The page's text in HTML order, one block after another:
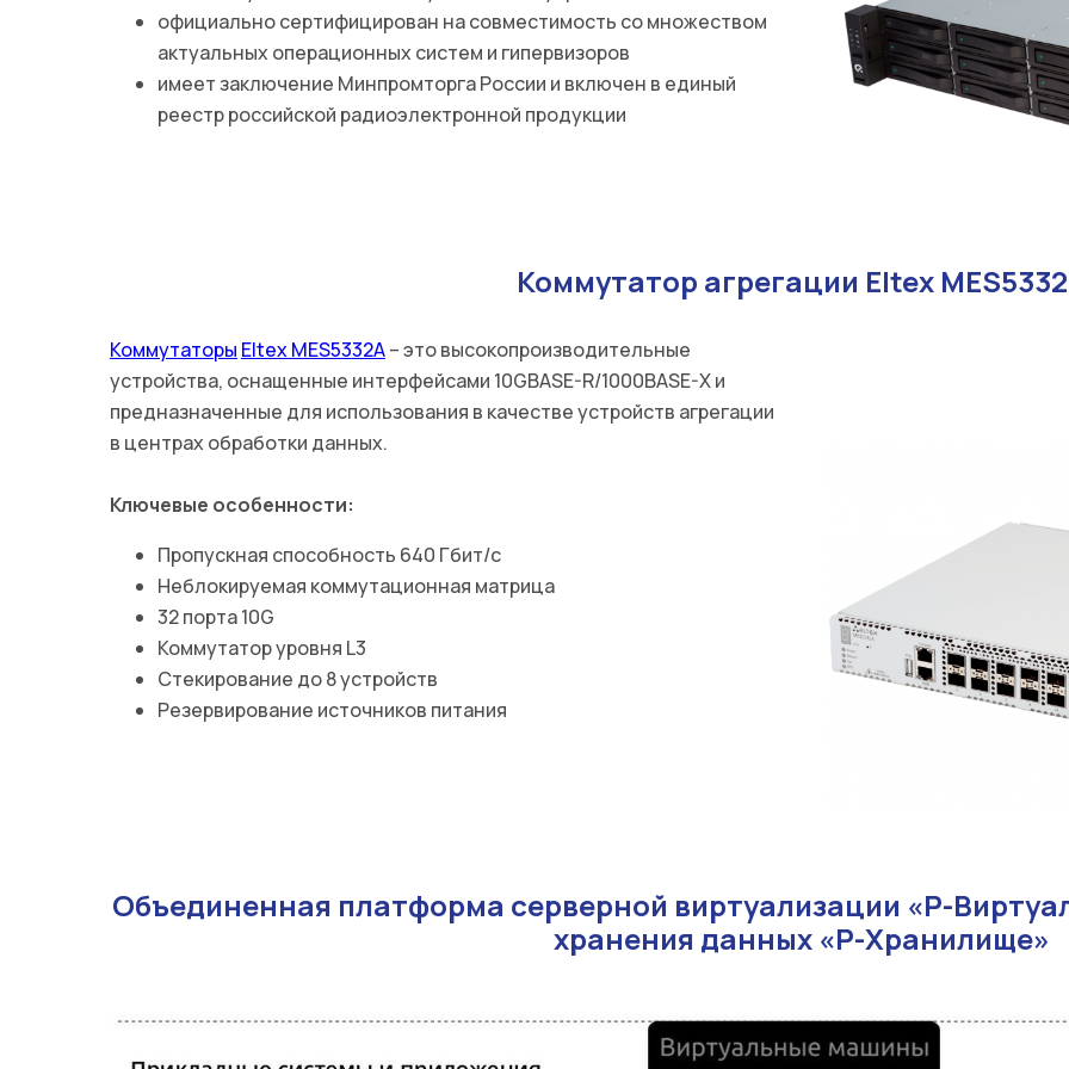
официально сертифицирован на совместимость со множеством
актуальных операционных систем и гипервизоров
имеет заключение Минпромторга России и включен в единый
реестр российской радиоэлектронной продукции
Коммутатор агрегации Eltex
Коммутаторы Eltex MES5332A– это высокопроизводительные
устройства, оснащенные интерфейсами 10GBASE-R/1000BASE-X и
предназначенные для использования в качестве устройств агрегации
в центрах обработки данных.
Ключевые особенности:
Пропускная способность 640 Гбит/с
Неблокируемая коммутационная матрица
32 порта 10G
Коммутатор уровня L3
Стекирование до 8 устройств
Резервирование источников питания
Объединенная платформа серверной виртуализации «Р-
хранения данных «Р-Хранилище»